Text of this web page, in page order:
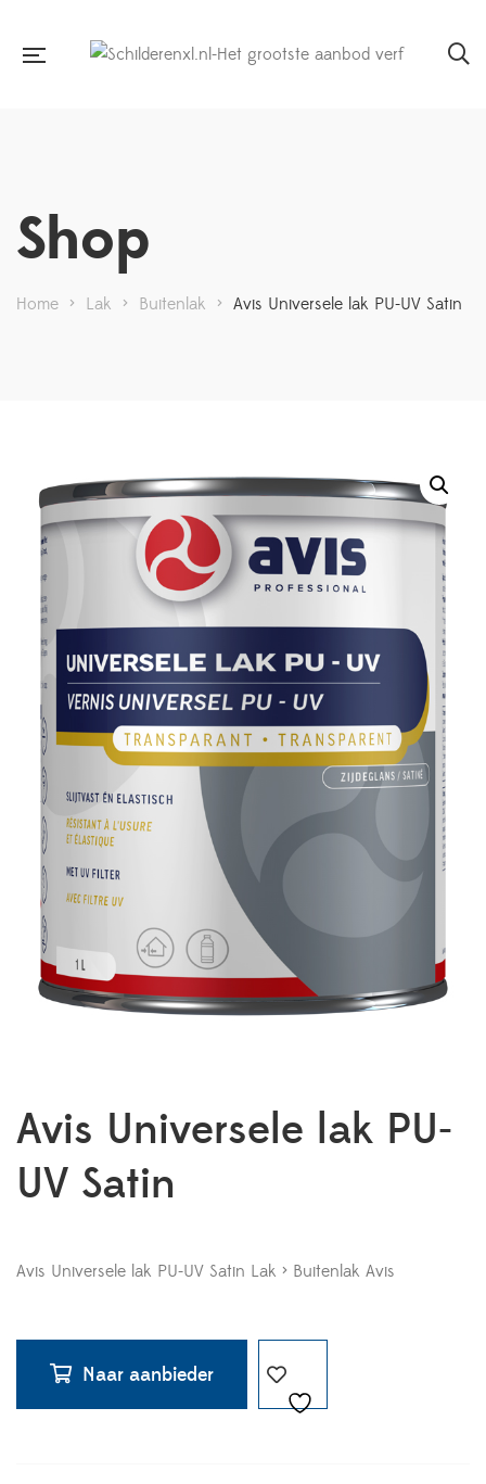
Shop
Home > Lak > Buitenlak > Avis Universele lak PU-UV Satin
Avis Universele lak PU-
UV Satin
Avis Universele lak PU-UV Satin Lak > Buitenlak Avis
Naar aanbieder